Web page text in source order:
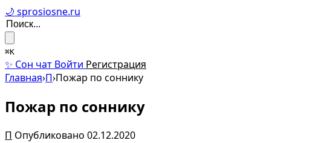
🌙 sprosiosne.ru
⌘K
✨ Сон чат Войти Регистрация
Главная›П›Пожар по соннику
Пожар по соннику
П Опубликовано 02.12.2020